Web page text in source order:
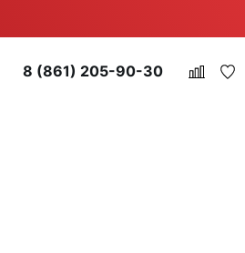
8 (861) 205-90-30